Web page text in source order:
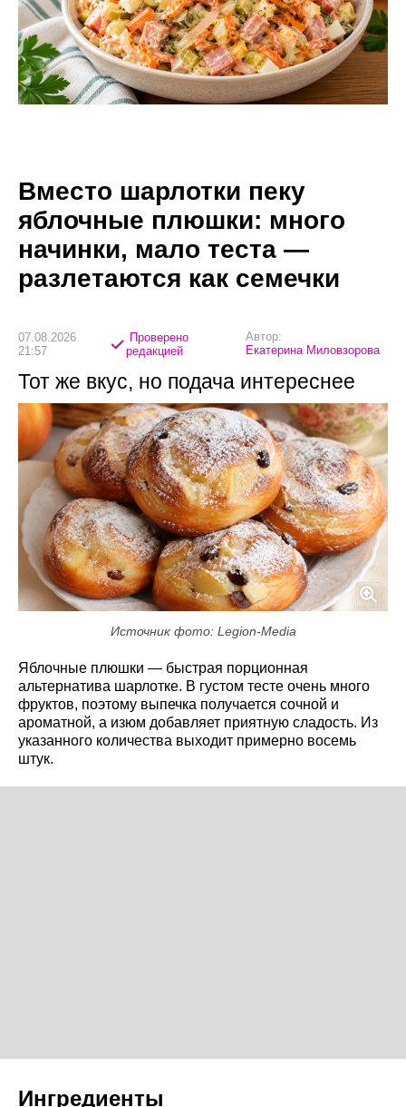
Вместо шарлотки пеку
яблочные плюшки: много
начинки, мало теста —
разлетаются как семечки
07.08.2026
21:57
Проверено
редакцией
Автор:
Екатерина Миловзорова
Тот же вкус, но подача интереснее
Источник фото: Legion-Media
Яблочные плюшки — быстрая порционная
альтернатива шарлотке. В густом тесте очень много
фруктов, поэтому выпечка получается сочной и
ароматной, а изюм добавляет приятную сладость. Из
указанного количества выходит примерно восемь
штук.
Ингредиенты